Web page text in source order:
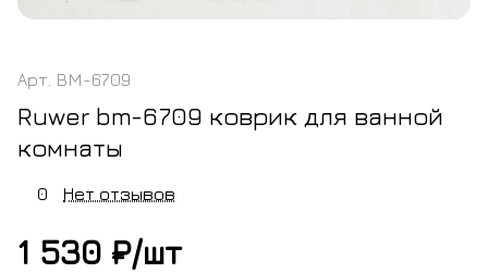
Арт. BM-6709
Ruwer bm-6709 коврик для ванной
комнаты
0 Нет отзывов
1 530 ₽/шт